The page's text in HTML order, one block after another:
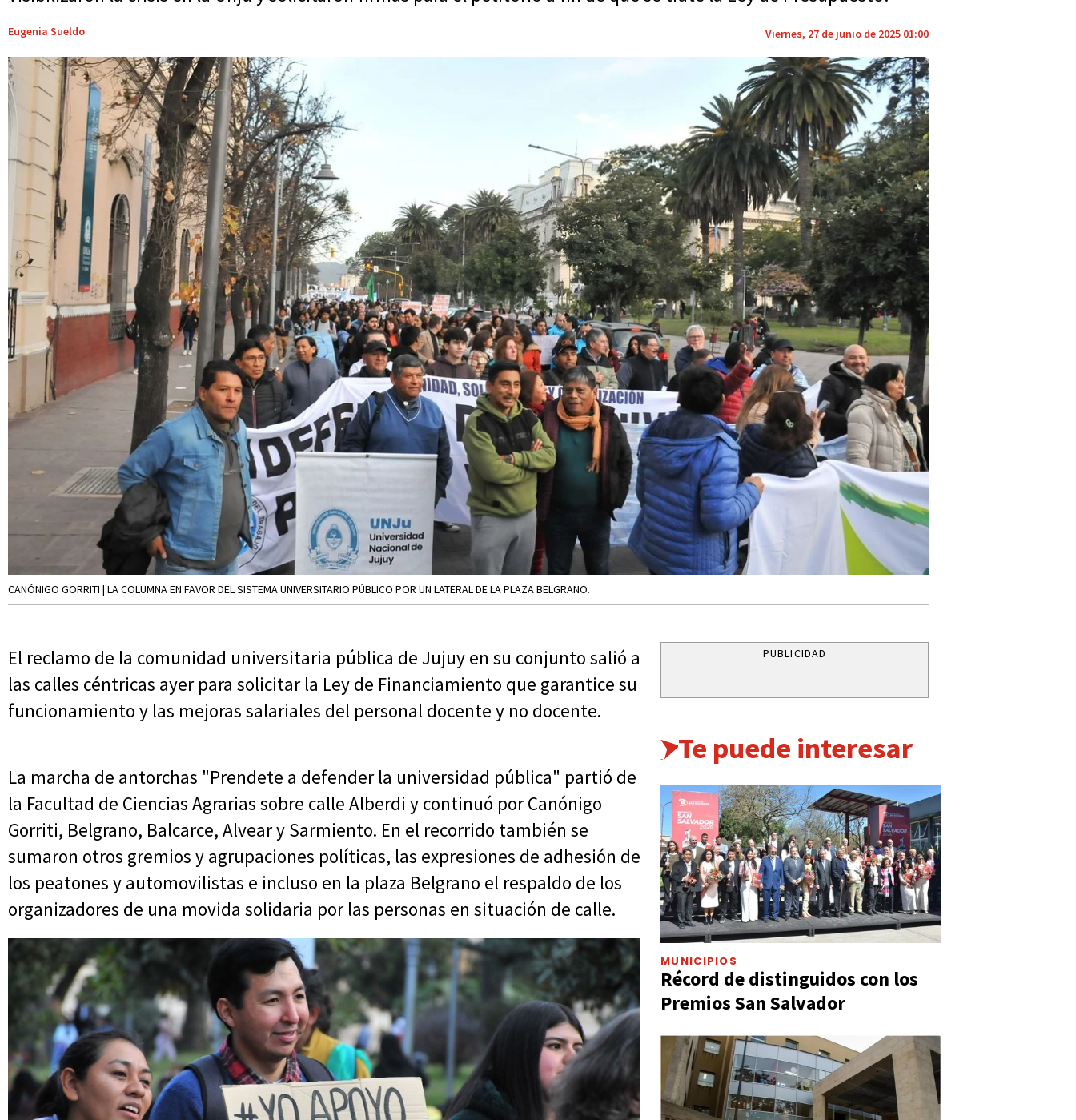
Eugenia Sueldo Viernes, 27 de junio de 2025 01:00
CANÓNIGO GORRITI | LA COLUMNA EN FAVOR DEL SISTEMA UNIVERSITARIO PÚBLICO POR UN LATERAL DE LA PLAZA BELGRANO.
El reclamo de la comunidad universitaria pública de Jujuy en su conjunto salió a
las calles céntricas ayer para solicitar la Ley de Financiamiento que garantice su
funcionamiento y las mejoras salariales del personal docente y no docente.
La marcha de antorchas "Prendete a defender la universidad pública" partió de
la Facultad de Ciencias Agrarias sobre calle Alberdi y continuó por Canónigo
Gorriti, Belgrano, Balcarce, Alvear y Sarmiento. En el recorrido también se
sumaron otros gremios y agrupaciones políticas, las expresiones de adhesión de
los peatones y automovilistas e incluso en la plaza Belgrano el respaldo de los
organizadores de una movida solidaria por las personas en situación de calle.
PUBLICIDAD
Te puede interesar
MUNICIPIOS
Récord de distinguidos con los
Premios San Salvador